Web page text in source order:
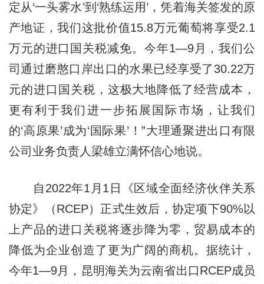
定从‘一头雾水’到‘熟练运用’，凭着海关签发的原
产地证，我们这批价值15.8万元葡萄将享受2.1
万元的进口国关税减免。今年1—9月，我们公
司通过磨憨口岸出口的水果已经享受了30.22万
元的进口国关税，这极大地降低了经营成本，
更有利于我们进一步拓展国际市场，让我们
的‘高原果’成为‘国际果’！”大理通聚进出口有限
公司业务负责人梁雄立满怀信心地说。
自2022年1月1日《区域全面经济伙伴关系
协定》（RCEP）正式生效后，协定项下90%以
上产品的进口关税将逐步降为零，贸易成本的
降低为企业创造了更为广阔的商机。据统计，
今年1—9月，昆明海关为云南省出口RCEP成员